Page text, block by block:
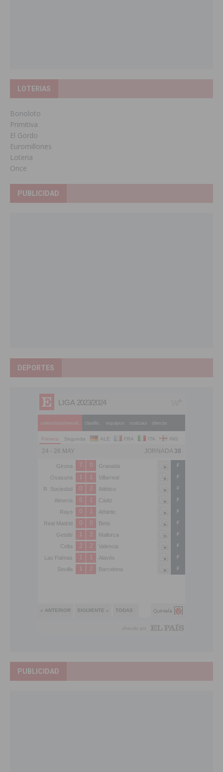
LOTERIAS
Bonoloto
Primitiva
El Gordo
Euromillones
Loteria
Once
PUBLICIDAD
DEPORTES
PUBLICIDAD